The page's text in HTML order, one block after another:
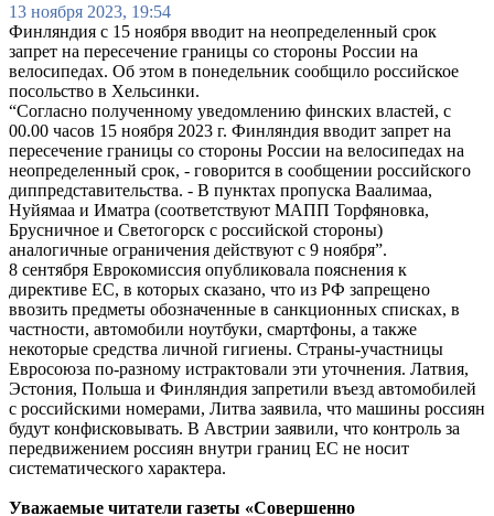
13 ноября 2023, 19:54
Финляндия с 15 ноября вводит на неопределенный срок
запрет на пересечение границы со стороны России на
велосипедах. Об этом в понедельник сообщило российское
посольство в Хельсинки.
“Согласно полученному уведомлению финских властей, с
00.00 часов 15 ноября 2023 г. Финляндия вводит запрет на
пересечение границы со стороны России на велосипедах на
неопределенный срок, - говорится в сообщении российского
диппредставительства. - В пунктах пропуска Ваалимаа,
Нуйямаа и Иматра (соответствуют МАПП Торфяновка,
Брусничное и Светогорск с российской стороны)
аналогичные ограничения действуют с 9 ноября”.
8 сентября Еврокомиссия опубликовала пояснения к
директиве ЕС, в которых сказано, что из РФ запрещено
ввозить предметы обозначенные в санкционных списках, в
частности, автомобили ноутбуки, смартфоны, а также
некоторые средства личной гигиены. Страны-участницы
Евросоюза по-разному истрактовали эти уточнения. Латвия,
Эстония, Польша и Финляндия запретили въезд автомобилей
с российскими номерами, Литва заявила, что машины россиян
будут конфисковывать. В Австрии заявили, что контроль за
передвижением россиян внутри границ ЕС не носит
систематического характера.
Уважаемые читатели газеты «Совершенно